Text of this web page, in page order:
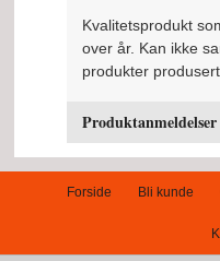
Kvalitetsprodukt
over år. Kan ikke
produkter
Forside Bli kunde